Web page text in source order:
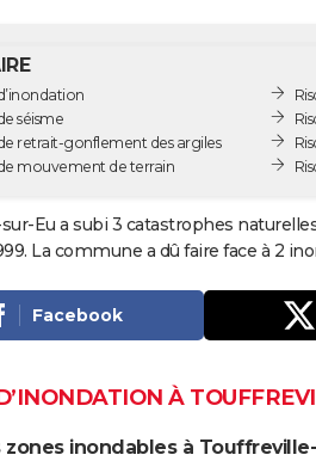
séisme
retrait-gonflement des argiles
mouvement de terrain
Eu a subi 3 catastrophes
La commune a dû faire face à 2
Facebook
À
zones inondables à